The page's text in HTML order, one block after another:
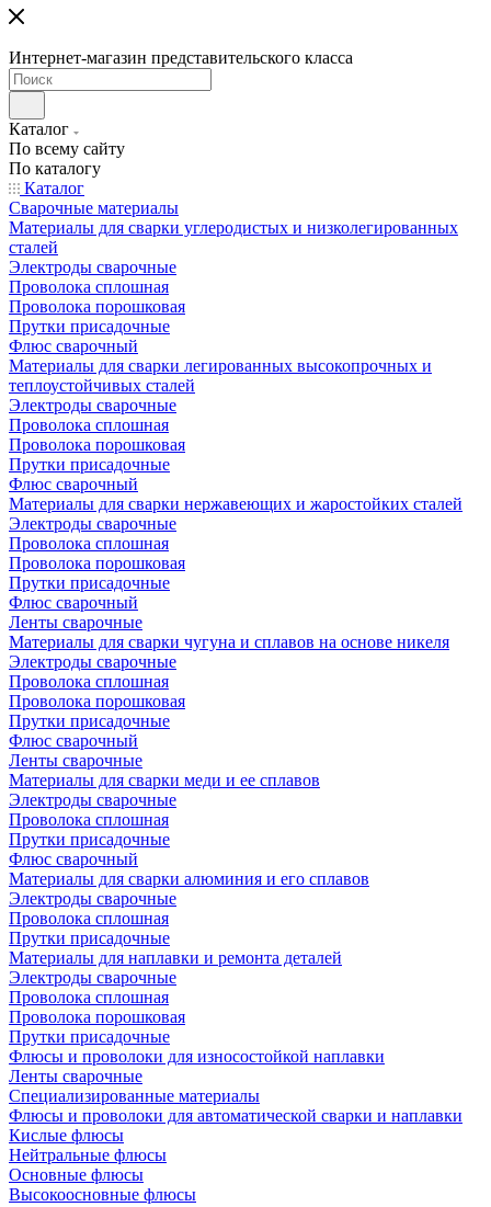
Интернет-магазин представительского класса
Каталог
По всему сайту
По каталогу
Каталог
Сварочные материалы
Материалы для сварки углеродистых и низколегированных
сталей
Электроды сварочные
Проволока сплошная
Проволока порошковая
Прутки присадочные
Флюс сварочный
Материалы для сварки легированных высокопрочных и
теплоустойчивых сталей
Электроды сварочные
Проволока сплошная
Проволока порошковая
Прутки присадочные
Флюс сварочный
Материалы для сварки нержавеющих и жаростойких сталей
Электроды сварочные
Проволока сплошная
Проволока порошковая
Прутки присадочные
Флюс сварочный
Ленты сварочные
Материалы для сварки чугуна и сплавов на основе никеля
Электроды сварочные
Проволока сплошная
Проволока порошковая
Прутки присадочные
Флюс сварочный
Ленты сварочные
Материалы для сварки меди и ее сплавов
Электроды сварочные
Проволока сплошная
Прутки присадочные
Флюс сварочный
Материалы для сварки алюминия и его сплавов
Электроды сварочные
Проволока сплошная
Прутки присадочные
Материалы для наплавки и ремонта деталей
Электроды сварочные
Проволока сплошная
Проволока порошковая
Прутки присадочные
Флюсы и проволоки для износостойкой наплавки
Ленты сварочные
Специализированные материалы
Флюсы и проволоки для автоматической сварки и наплавки
Кислые флюсы
Нейтральные флюсы
Основные флюсы
Высокоосновные флюсы